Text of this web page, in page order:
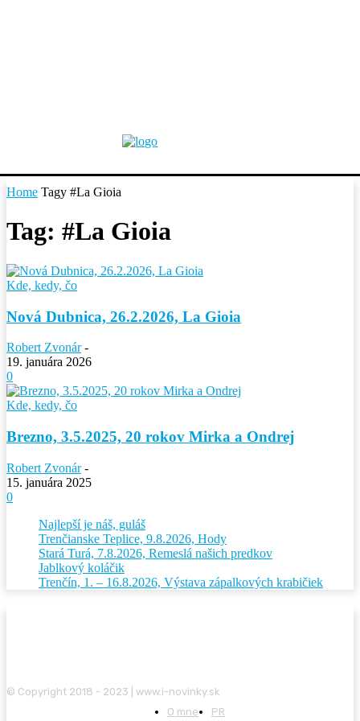
Home Tagy #La Gioia
Tag: #La Gioia
Kde, kedy, čo
Nová Dubnica, 26.2.2026, La Gioia
Robert Zvonár -
19. januára 2026
0
Kde, kedy, čo
Brezno, 3.5.2025, 20 rokov Mirka a Ondrej
Robert Zvonár -
15. januára 2025
0
Najlepší je náš, guláš
Trenčianske Teplice, 9.8.2026, Hody
Stará Turá, 7.8.2026, Remeslá našich predkov
Jablkový koláčik
Trenčín, 1. – 16.8.2026, Výstava zápalkových krabičiek
© Copyright 2018 - 2023 | www.i-novinky.sk
O mne
PR